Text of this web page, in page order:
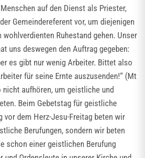
auf den Dienst als Priester,
Gemeindereferent vor, um diejenigen
wohlverdienten Ruhestand gehen. Unser
uns deswegen den Auftrag gegeben:
es gibt nur wenig Arbeiter. Bittet also
für seine Ernte auszusenden!“ (Mt
nicht aufhören, um geistliche und
Beim Gebetstag für geistliche
vor dem Herz-Jesu-Freitag beten wir
Berufungen, sondern wir beten
schon einer geistlichen Berufung